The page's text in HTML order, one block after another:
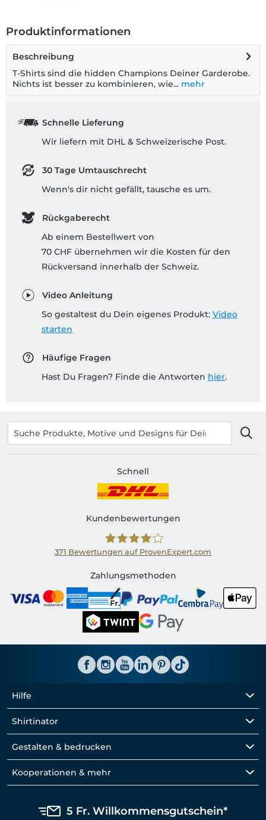
Produktinformationen
Beschreibung
T-Shirts sind die hidden Champions Deiner Garderobe.
Nichts ist besser zu kombinieren, wie... mehr
Schnelle Lieferung
Wir liefern mit DHL & Schweizerische Post.
30 Tage Umtauschrecht
Wenn's dir nicht gefällt, tausche es um.
Rückgaberecht
Ab einem Bestellwert von
70 CHF übernehmen wir die Kosten für den
Rückversand innerhalb der Schweiz.
Video Anleitung
So gestaltest du Dein eigenes Produkt: Video
starten
Häufige Fragen
Hast Du Fragen? Finde die Antworten hier.
Schnell
Kundenbewertungen
Shirtinator CH
371 Bewertungen auf ProvenExpert.com
Zahlungsmethoden
Hilfe
Shirtinator
Gestalten & bedrucken
Kooperationen & mehr
5 Fr. Willkommensgutschein*